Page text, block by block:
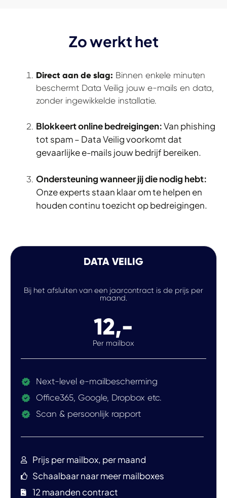
Zo werkt het
Direct aan de slag: Binnen enkele minuten
beschermt Data Veilig jouw e-mails en data,
zonder ingewikkelde installatie.
Blokkeert online bedreigingen:Van phishing
tot spam – Data Veilig voorkomt dat
gevaarlijke e-mails jouw bedrijf bereiken.
Ondersteuning wanneer jij die nodig hebt:
Onze experts staan klaar om te helpen en
houden continu toezicht op bedreigingen.
DATA VEILIG
Bij het afsluiten van een jaarcontract is de prijs per
maand.
12,-
Per mailbox
Next-level e-mailbescherming
Office365, Google, Dropbox etc.
Scan & persoonlijk rapport
Prijs per mailbox, per maand
Schaalbaar naar meer mailboxes
12 maanden contract